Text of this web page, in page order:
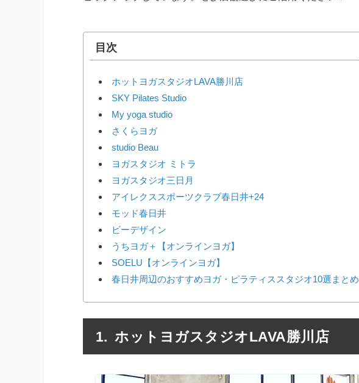
目次
ホットヨガスタジオLAVA勝川店
SKY Pilates Studio
My yoga studio
さくらヨガ
studio Beau
ヨガスタジオ ミトラ
ヨガスタジオ三日月
アイレクススポーツクラブ春日井+24
モッド春日井
ビーデザイン
うちヨガ＋【オンラインヨガ】
SOELU【オンラインヨガ】
春日井周辺のおすすめヨガ・ピラティススタジオ10選まとめ
ホットヨガスタジオLAVA勝川店